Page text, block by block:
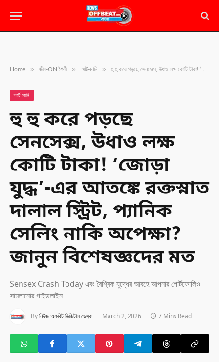
Home » জীব-ON শৈলী » স্মার্ট-মানি » হু হু করে পড়ছে সেনসেক্স, উধাও লক্ষ কোটি টাকা! ‘জোড়া যুদ্ধ’-এর আতঙ্কে রক্তস্নাত দালাল স্ট্রিট, প্যানিক সেলিং নাকি অপেক্ষা? জানুন বিশেষজ্ঞদের মত
স্মার্ট-মানি
হু হু করে পড়ছে
সেনসেক্স, উধাও লক্ষ
কোটি টাকা! ‘জোড়া
যুদ্ধ’-এর আতঙ্কে রক্তস্নাত
দালাল স্ট্রিট, প্যানিক
সেলিং নাকি অপেক্ষা?
জানুন বিশেষজ্ঞদের মত
Sensex Crash Today এবং বৈশ্বিক যুদ্ধের আবহে আপনার পোর্টফোলিও
সামলানোর গাইডলাইন
Byনিউজ অফবিট ডিজিটাল ডেস্ক March 2, 2026 7 Mins Read